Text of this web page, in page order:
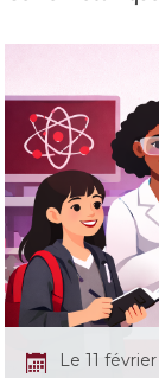
Le 11